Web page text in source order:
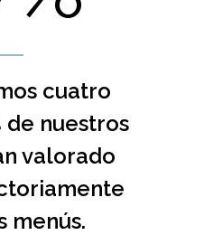
cuatro
de nuestros
valorado
menús.